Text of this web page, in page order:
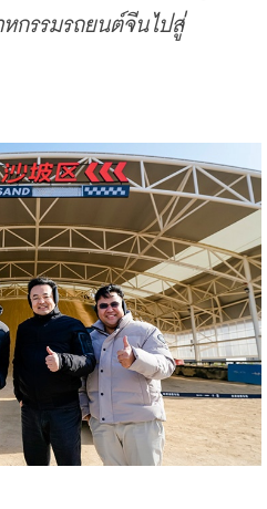
กรรมรถยนต์จีนไปสู่